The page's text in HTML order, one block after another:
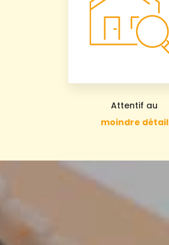
Attentif au
moindre détail